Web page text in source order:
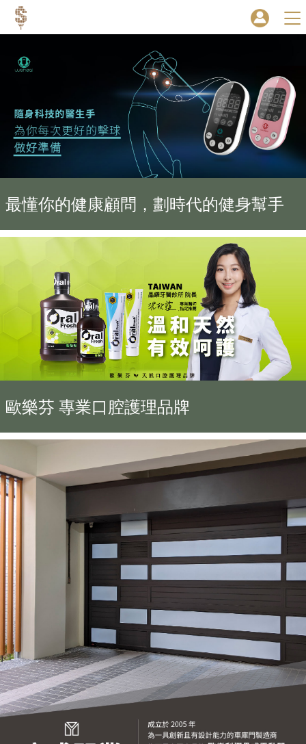
最懂你的健康顧問，劃時代的健身幫手
歐樂芬 專業口腔護理品牌